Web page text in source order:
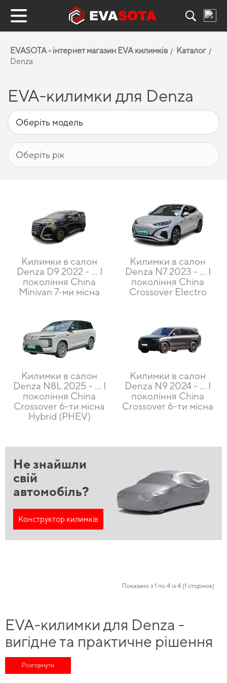
EVASOTA - інтернет магазин EVA килимків
Каталог
Denza
EVA-килимки для Denza
Килимки в салон
Denza D9 2022 - … I
покоління China
Minivan 7-ми місна
Килимки в салон
Denza N7 2023 - … I
покоління China
Crossover Electro
Килимки в салон
Denza N8L 2025 - … I
покоління China
Crossover 6-ти місна
Hybrid (PHEV)
Килимки в салон
Denza N9 2024 - … I
покоління China
Crossover 6-ти місна
Не знайшли
свій
автомобіль?
Конструктор килимків
Показано з 1 по 4 із 4 (1 сторінок)
EVA-килимки для Denza -
вигідне та практичне рішення
для вашого автомобіля
Розгорнути